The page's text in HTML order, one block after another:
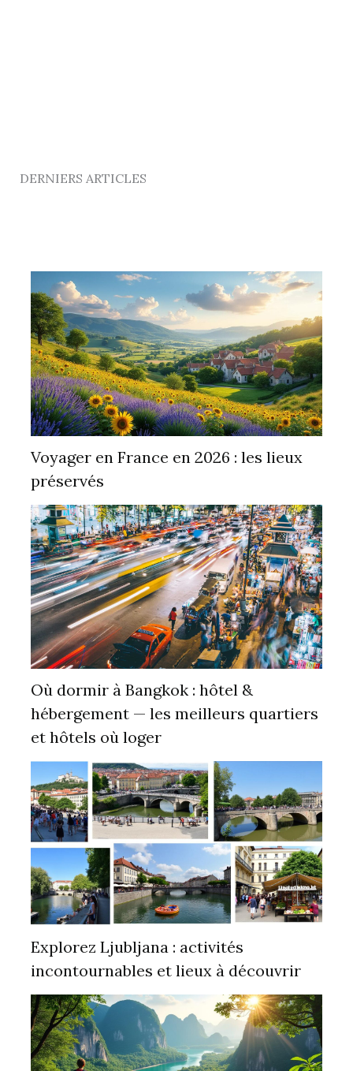
DERNIERS ARTICLES
Voyager en France en 2026 : les lieux
préservés
Où dormir à Bangkok : hôtel &
hébergement — les meilleurs quartiers
et hôtels où loger
Explorez Ljubljana : activités
incontournables et lieux à découvrir